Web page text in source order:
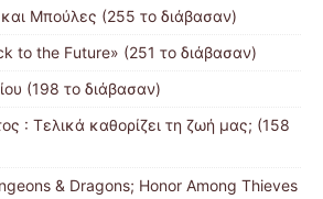
και Μπούλες (255 το διάβασαν)
to the Future» (251 το διάβασαν)
(198 το διάβασαν)
: Τελικά καθορίζει τη ζωή μας; (158
& Dragons; Honor Among Thieves